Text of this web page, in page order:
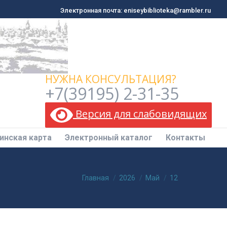
Электронная почта: eniseybiblioteka@rambler.ru
НУЖНА КОНСУЛЬТАЦИЯ?
+7(39195) 2-31-35
Версия для слабовидящих
карта Электронный каталог Контакты
Вы здесь:
Главная 2026 Май 12
Электронная почта: eniseybiblioteka@rambler.ru
карта Электронный каталог